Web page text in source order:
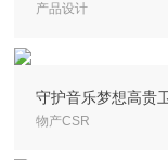
产品设计
守护音乐梦想高贵
物产CSR